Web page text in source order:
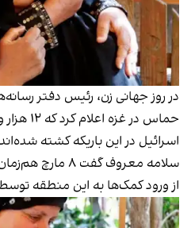
در روز جهانی زن، رئيس دفتر
اسرائيل در این باریکه کشته
سلامه معروف گفت
از ورود کمک‌ها به این منطقه